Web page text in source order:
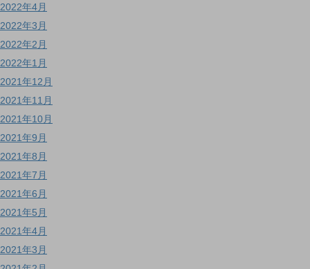
2022年4月
2022年3月
2022年2月
2022年1月
2021年12月
2021年11月
2021年10月
2021年9月
2021年8月
2021年7月
2021年6月
2021年5月
2021年4月
2021年3月